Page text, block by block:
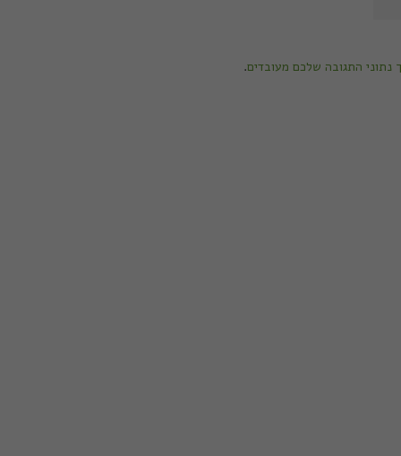
נתוני התגובה שלכם מעובדים.